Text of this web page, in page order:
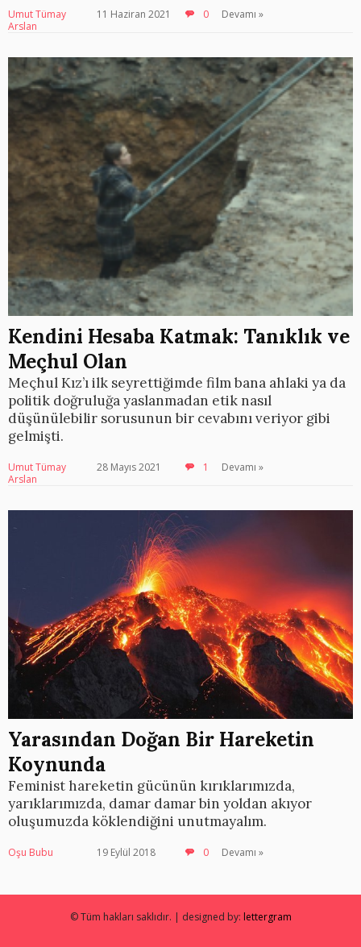
Umut Tümay
Arslan
11 Haziran 2021 0 Devamı »
Kendini Hesaba Katmak: Tanıklık ve
Meçhul Olan
Meçhul Kız’ı ilk seyrettiğimde film bana ahlaki ya da
politik doğruluğa yaslanmadan etik nasıl
düşünülebilir sorusunun bir cevabını veriyor gibi
gelmişti.
Umut Tümay
Arslan
28 Mayıs 2021 1 Devamı »
Yarasından Doğan Bir Hareketin
Koynunda
Feminist hareketin gücünün kırıklarımızda,
yarıklarımızda, damar damar bin yoldan akıyor
oluşumuzda köklendiğini unutmayalım.
Oşu Bubu 19 Eylül 2018 0 Devamı »
© Tüm hakları saklıdır. | designed by: lettergram